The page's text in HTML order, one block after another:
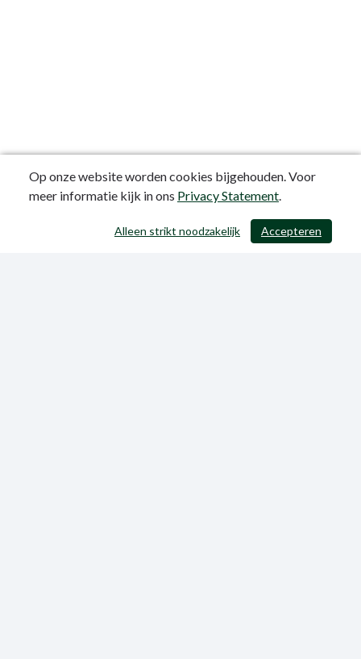
/ 403
Op onze website worden cookies bijgehouden. Voor
meer informatie kijk in ons Privacy Statement.
Accepteren
Alleen strikt noodzakelijk